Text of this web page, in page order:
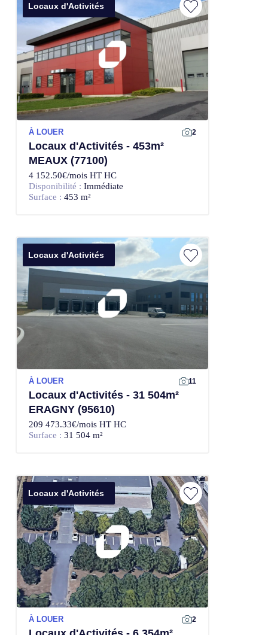
Locaux d'Activités
À LOUER 2
Locaux d'Activités - 453m²
MEAUX (77100)
4 152.50€/mois HT HC
Disponibilité : Immédiate
Surface : 453 m²
Locaux d'Activités
À LOUER 11
Locaux d'Activités - 31 504m²
ERAGNY (95610)
209 473.33€/mois HT HC
Surface : 31 504 m²
Locaux d'Activités
À LOUER 2